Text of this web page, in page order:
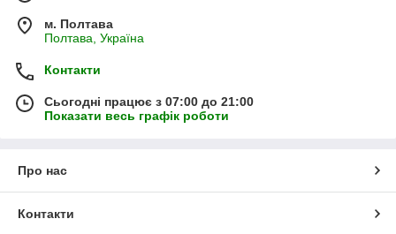
м. Полтава
Полтава, Україна
Контакти
Сьогодні працює з 07:00 до 21:00
Показати весь графік роботи
Про нас
Контакти